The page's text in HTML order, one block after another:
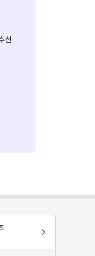
천